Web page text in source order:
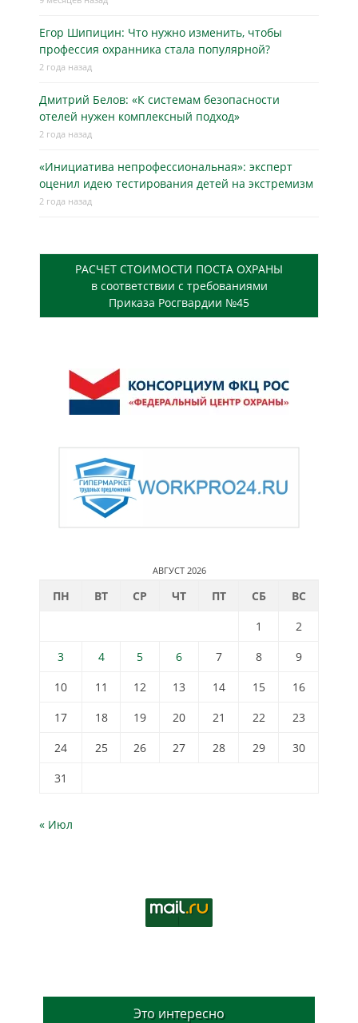
Егор Шипицин: Что нужно изменить, чтобы
профессия охранника стала популярной?
2 года назад
Дмитрий Белов: «К системам безопасности
отелей нужен комплексный подход»
2 года назад
«Инициатива непрофессиональная»: эксперт
оценил идею тестирования детей на экстремизм
2 года назад
РАСЧЕТ СТОИМОСТИ ПОСТА ОХРАНЫ
в соответствии с требованиями
Приказа Росгвардии №45
АВГУСТ 2026
ПН ВТ СР ЧТ ПТ СБ
ВС
1
2
3
4 5 6 7 8
9
10
11 12 13 14 15
16
17
18 19 20 21 22
23
24
25 26 27 28 29
30
31
« Июл
Это интересно